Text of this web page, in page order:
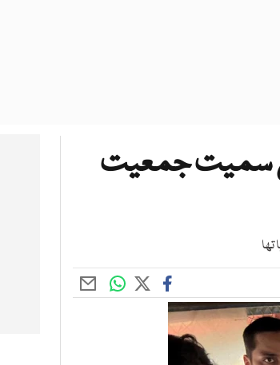
سمیت جمعیت